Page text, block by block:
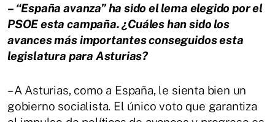
– “España avanza” ha sido el lema elegido por el
PSOE esta campaña. ¿Cuáles han sido los
avances más importantes conseguidos esta
legislatura para Asturias?
– A Asturias, como a España, le sienta bien un
gobierno socialista. El único voto que garantiza